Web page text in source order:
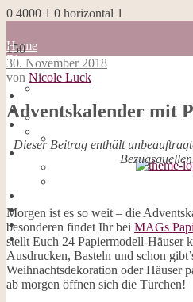
0 4000 1 0 horizontal 1
Home
Blog
about me
Impressum
Datenschutzerklärung
Galerie
Opal-Abos
Strickblogs
Hörbücher
150
Home
Blog
about me
100 Dinge
Impressum
Datenschutzerklärung
Opal-Abos
Strickblogs
Hörbücher
30. November 2018
von Nicole Luck
Adventskalender mit
Dieser Beitrag enthält
Morgen ist es so weit – die
besonderen findet Ihr bei MAGs
stellt Euch 24 Papiermodell-Häuser
Ausdrucken, Basteln und schon
Weihnachtsdekoration oder Häuser
ab morgen öffnen sich die Türchen!